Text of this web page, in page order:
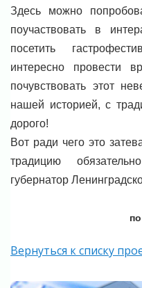
Здесь можно
поучаствовать в
посетить
интересно провести
почувствовать этот
нашей историей, с
дорого!
Вот ради чего это
традицию
губернатор
Вернуться к списку